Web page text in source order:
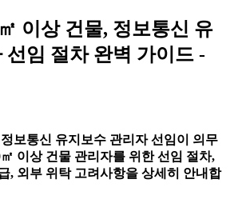
이상 건물, 정보통신 유
선임 절차 완벽 가이드 -
보통신 유지보수 관리자 선임이 의무
이상 건물 관리자를 위한 선임 절차,
, 외부 위탁 고려사항을 상세히 안내합